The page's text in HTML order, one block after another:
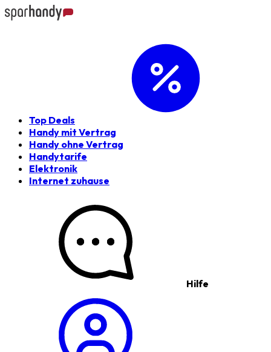
Top Deals
Handy mit Vertrag
Handy ohne Vertrag
Handytarife
Elektronik
Internet zuhause
Hilfe